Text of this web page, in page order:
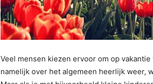
Veel mensen kiezen ervoor om op
namelijk over het algemeen heerlijk weer,